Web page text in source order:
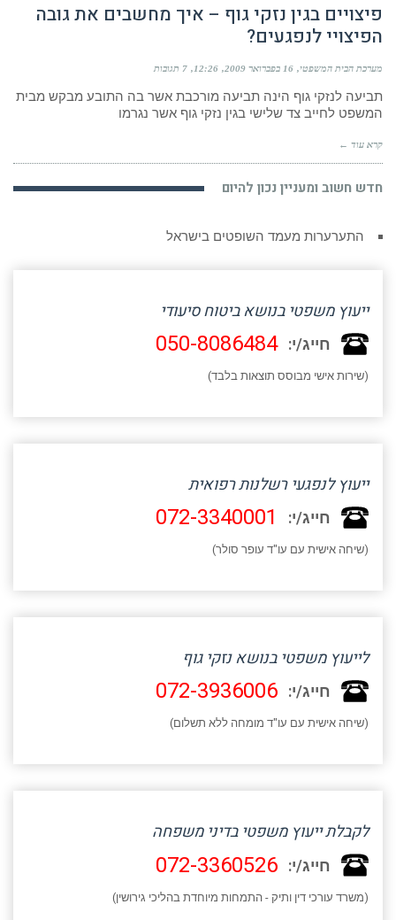
פיצויים בגין נזקי גוף – איך מחשבים את גובה
הפיצויי לנפגעים?
מערכת הבית המשפטי 16 בפברואר 2009 12:26 7 תגובות
תביעה לנזקי גוף הינה תביעה מורכבת אשר בה התובע מבקש מבית
המשפט לחייב צד שלישי בגין נזקי גוף אשר נגרמו
קרא עוד ←
חדש חשוב ומעניין נכון להיום
התערערות מעמד השופטים בישראל
ייעוץ משפטי בנושא ביטוח סיעודי
חייג/י: 050-8086484
(שירות אישי מבוסס תוצאות בלבד)
ייעוץ לנפגעי רשלנות רפואית
חייג/י: 072-3340001
(שיחה אישית עם עו"ד עופר סולר)
לייעוץ משפטי בנושא נזקי גוף
חייג/י: 072-3936006
(שיחה אישית עם עו"ד מומחה ללא תשלום)
לקבלת ייעוץ משפטי בדיני משפחה
חייג/י: 072-3360526
(משרד עורכי דין ותיק - התמחות מיוחדת בהליכי גירושין)